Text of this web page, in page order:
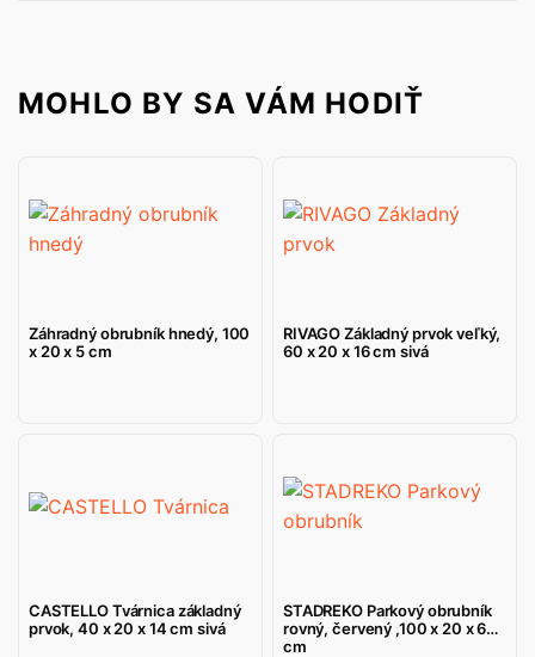
MOHLO BY SA VÁM HODIŤ
Záhradný obrubník hnedý, 100
x 20 x 5 cm
RIVAGO Základný prvok veľký,
60 x 20 x 16 cm sivá
CASTELLO Tvárnica základný
prvok, 40 x 20 x 14 cm sivá
STADREKO Parkový obrubník
rovný, červený ,100 x 20 x 6
cm